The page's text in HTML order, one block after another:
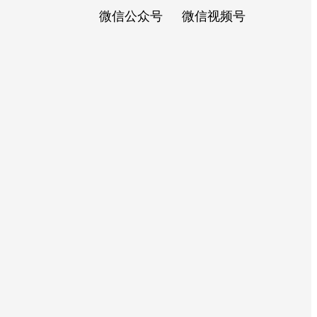
微信公众号 微信视频号